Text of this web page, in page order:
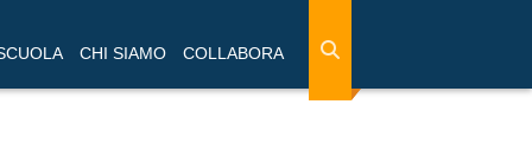
CHI SIAMO COLLABORA